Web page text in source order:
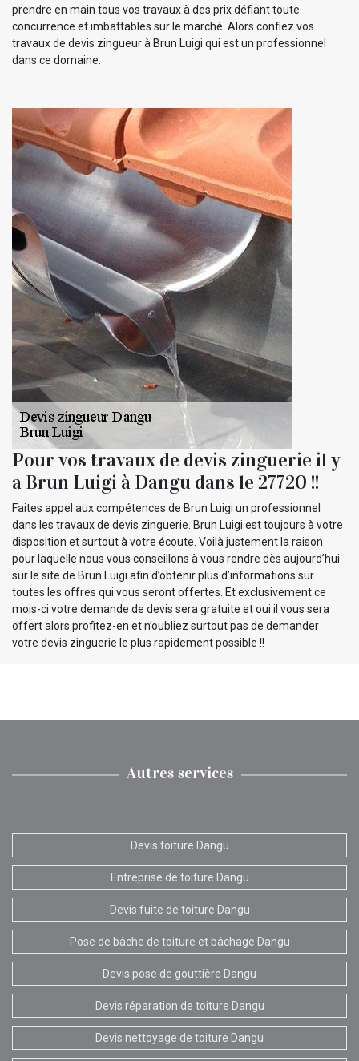
prendre en main tous vos travaux à des prix défiant toute
concurrence et imbattables sur le marché. Alors confiez vos
travaux de devis zingueur à Brun Luigi qui est un professionnel
dans ce domaine.
Pour vos travaux de devis zinguerie il y
a Brun Luigi à Dangu dans le 27720 !!
Faites appel aux compétences de Brun Luigi un professionnel
dans les travaux de devis zinguerie. Brun Luigi est toujours à votre
disposition et surtout à votre écoute. Voilà justement la raison
pour laquelle nous vous conseillons à vous rendre dès aujourd’hui
sur le site de Brun Luigi afin d’obtenir plus d’informations sur
toutes les offres qui vous seront offertes. Et exclusivement ce
mois-ci votre demande de devis sera gratuite et oui il vous sera
offert alors profitez-en et n’oubliez surtout pas de demander
votre devis zinguerie le plus rapidement possible !!
Autres services
Devis toiture Dangu
Entreprise de toiture Dangu
Devis fuite de toiture Dangu
Pose de bâche de toiture et bâchage Dangu
Devis pose de gouttière Dangu
Devis réparation de toiture Dangu
Devis nettoyage de toiture Dangu